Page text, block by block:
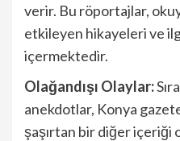
verir. Bu röportajlar,
etkileyen hikayeleri ve
içermektedir.
Olağandışı Olaylar:
anekdotlar, Konya
şaşırtan bir diğer içeriği